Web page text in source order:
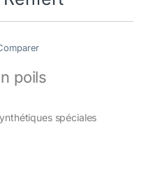
poils
spéciales